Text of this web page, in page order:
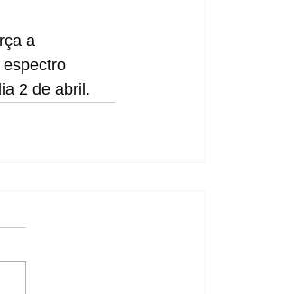
a
2 de abril.